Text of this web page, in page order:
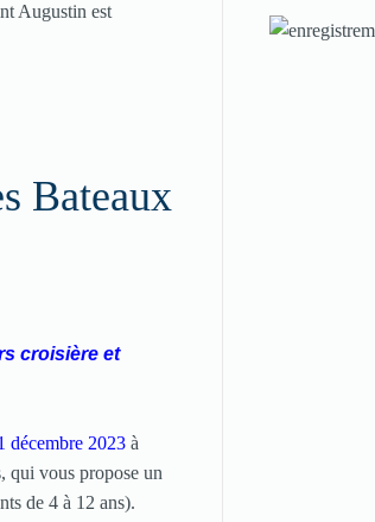
Augustin est
Bateaux
croisière et
décembre 2023 à
qui vous propose un
de 4 à 12 ans).